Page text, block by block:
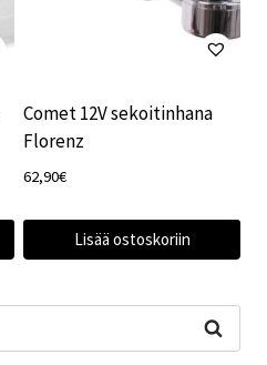
Comet 12V sekoitinhana
Florenz
62,90€
Lisää ostoskoriin
Haku